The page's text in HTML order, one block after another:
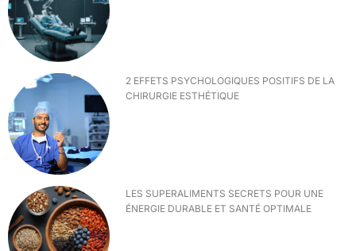
2 EFFETS PSYCHOLOGIQUES POSITIFS DE LA
CHIRURGIE ESTHÉTIQUE
LES SUPERALIMENTS SECRETS POUR UNE
ÉNERGIE DURABLE ET SANTÉ OPTIMALE